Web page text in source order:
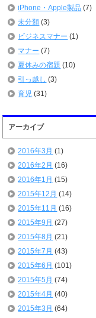
iPhone・Apple製品 (7)
未分類 (3)
ビジネスマナー (1)
マナー (7)
夏休みの宿題 (10)
引っ越し (3)
育児 (31)
アーカイブ
2016年3月 (1)
2016年2月 (16)
2016年1月 (15)
2015年12月 (14)
2015年11月 (16)
2015年9月 (27)
2015年8月 (21)
2015年7月 (43)
2015年6月 (101)
2015年5月 (74)
2015年4月 (40)
2015年3月 (64)